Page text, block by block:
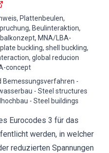
Plattenbeulen,
Beulinteraktion,
MNA/LBA-
buckling, shell buckling,
global reducion
concept
Bemessungsverfahren -
- Steel structures
- Steel buildings
Eurocodes 3 für das
werden, in welcher
reduzierten Spannungen